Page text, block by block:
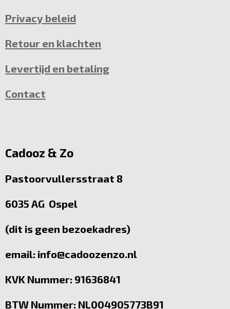
Privacy beleid
Retour en klachten
Levertijd en betaling
Contact
Cadooz & Zo
Pastoorvullersstraat 8
6035 AG Ospel
(dit is geen bezoekadres)
email: info@cadoozenzo.nl
KVK Nummer: 91636841
BTW Nummer: NL004905773B91